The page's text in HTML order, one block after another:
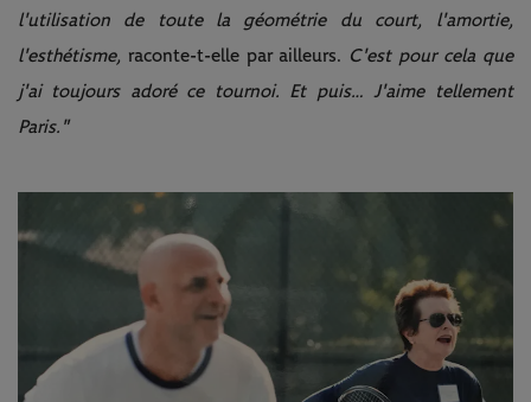
l'utilisation de toute la géométrie du court, l'amortie,
l'esthétisme, raconte-t-elle par ailleurs. C'est pour cela que
j'ai toujours adoré ce tournoi. Et puis… J'aime tellement
Paris."